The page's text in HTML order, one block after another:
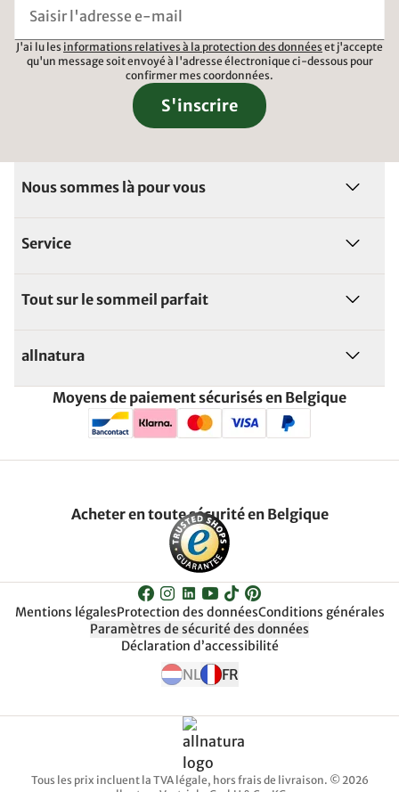
J'ai lu les informations relatives à la protection des données et j'accepte
qu'un message soit envoyé à l'adresse électronique ci-dessous pour
confirmer mes coordonnées.
S'inscrire
Nous sommes là pour vous
Service
Tout sur le sommeil parfait
allnatura
Moyens de paiement sécurisés en Belgique
Acheter en toute sécurité en Belgique
Mentions légalesProtection des donnéesConditions générales
Paramètres de sécurité des données
Déclaration d’accessibilité
NL FR
Tous les prix incluent la TVA légale, hors frais de livraison. © 2026